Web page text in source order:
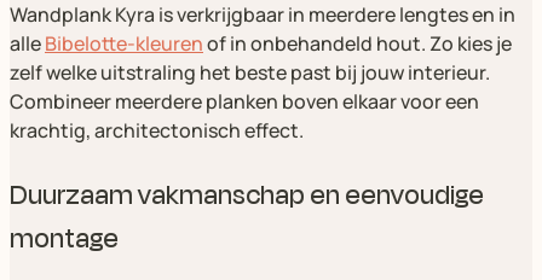
Wandplank Kyra is verkrijgbaar in meerdere lengtes en in
alleBibelotte-kleurenof in onbehandeld hout. Zo kies je
zelf welke uitstraling het beste past bij jouw interieur.
Combineer meerdere planken boven elkaar voor een
krachtig, architectonisch effect.
Duurzaam vakmanschap en eenvoudige
montage